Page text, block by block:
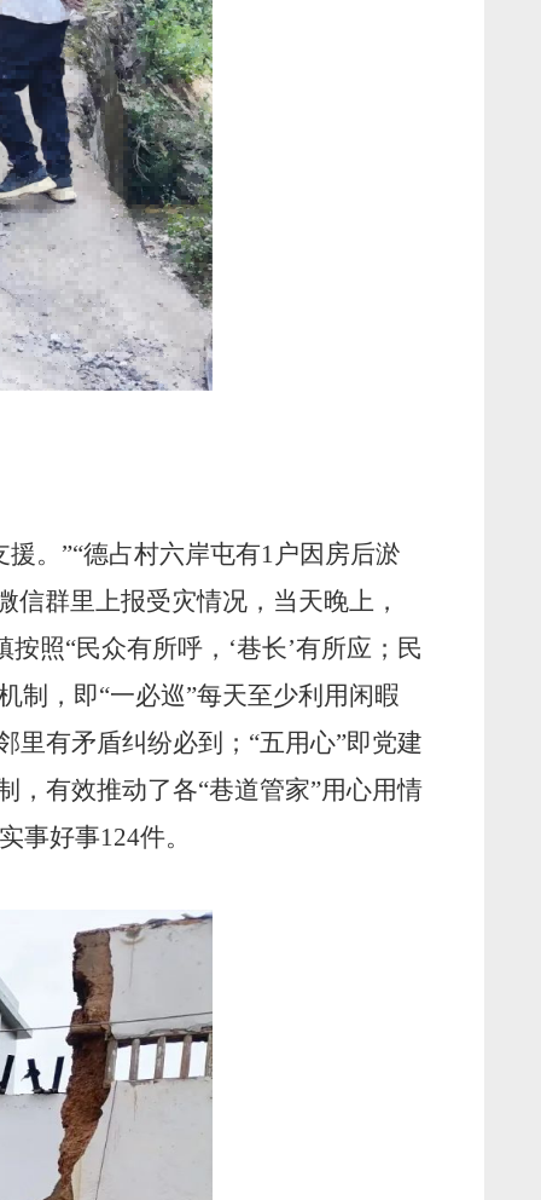
。”“德占村六岸屯有1户因房后淤
信群里上报受灾情况，当天晚上，
照“民众有所呼，‘巷长’有所应；民
制，即“一必巡”每天至少利用闲暇
里有矛盾纠纷必到；“五用心”即党建
，有效推动了各“巷道管家”用心用情
事好事124件。